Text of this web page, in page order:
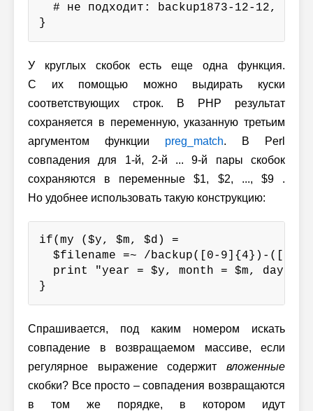
# не подходит: backup1873-12-12,
}
У круглых скобок есть еще одна функция.
С их помощью можно выдирать куски
соответствующих строк. В PHP результат
сохраняется в переменную, указанную третьим
аргументом функции preg_match. В Perl
совпадения для 1-й, 2-й ...9-й пары скобок
сохраняются в переменные $1, $2, ..., $9 .
Но удобнее использовать такую конструкцию:
if(my ($y, $m, $d) =
$filename =~ /backup([0-9]{4})-([0-
print "year = $y, month = $m, day =
}
Спрашивается, под каким номером искать
совпадение в возвращаемом массиве, если
регулярное выражение содержит вложенные
скобки? Все просто – совпадения возвращаются
в том же порядке, в котором идут